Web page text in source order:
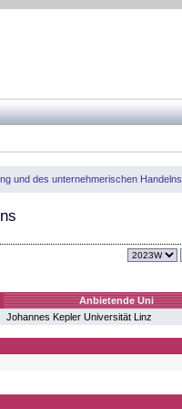
und des unternehmerischen Handelns
Anbietende Uni
Johannes Kepler Universität Linz